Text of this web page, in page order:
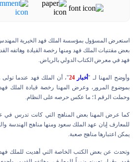
استعرض المسؤول بمؤسسة الملك فهد الخيرية المهندس
بعض مقتنيات الملك فهد ومنها رخصة القيادة وهاتفه
فهد في معرض الكتاب الدولي بالرياض.
وأوضح المهنا لـ "أخبار 24
"، أن الملك فهد عندما تولى
بموضوع المرور، وعرض المهنا رخصة قيادة الملك
وحملت الرقم 1؛ ما عكس حرصه على النظام.
كما عرض المهنا بعض المناهج التي كانت تدرس في
للمعارف إبان عهد الملك سعود ومنها مناهج الهندسة
يمكن اعتبارها مناهج صعبة.
وتحدث عن بعض الكتب الخاصة التي أهديت للملك